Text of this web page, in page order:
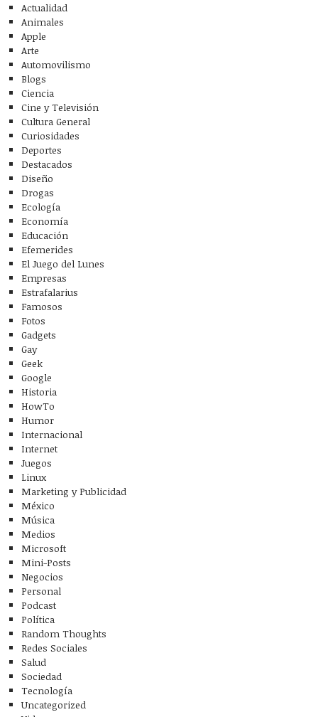
Actualidad
Animales
Apple
Arte
Automovilismo
Blogs
Ciencia
Cine y Televisión
Cultura General
Curiosidades
Deportes
Destacados
Diseño
Drogas
Ecología
Economía
Educación
Efemerides
El Juego del Lunes
Empresas
Estrafalarius
Famosos
Fotos
Gadgets
Gay
Geek
Google
Historia
HowTo
Humor
Internacional
Internet
Juegos
Linux
Marketing y Publicidad
México
Música
Medios
Microsoft
Mini-Posts
Negocios
Personal
Podcast
Política
Random Thoughts
Redes Sociales
Salud
Sociedad
Tecnología
Uncategorized